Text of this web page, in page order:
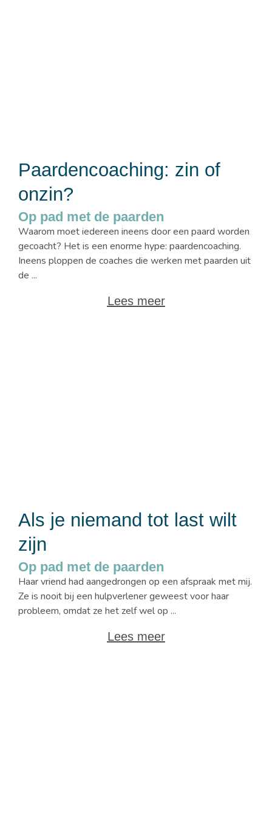
Op pad met de paarden
Paardencoaching: zin of
onzin?
Waarom moet iedereen ineens door een paard worden
gecoacht? Het is een enorme hype: paardencoaching.
Ineens ploppen de coaches die werken met paarden uit
de ...
Lees meer
Op pad met de paarden
Als je niemand tot last wilt
zijn
Haar vriend had aangedrongen op een afspraak met mij.
Ze is nooit bij een hulpverlener geweest voor haar
probleem, omdat ze het zelf wel op ...
Lees meer